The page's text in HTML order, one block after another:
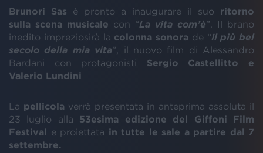
Brunori Sas è pronto a inaugurare il suo ritorno
sulla scena musicale con “La vita com’è”. Il brano
inedito impreziosirà la colonna sonora de “Il più bel
secolo della mia vita”, il nuovo film di Alessandro
Bardani con protagonisti Sergio Castellitto e
Valerio Lundini
La pellicola verrà presentata in anteprima assoluta il
23 luglio alla 53esima edizione del Giffoni Film
Festival
e proiettata
in tutte le sale a partire dal 7
settembre.